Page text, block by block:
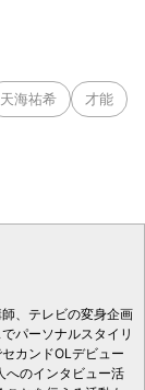
天海祐希 才能
、テレビの変身企画
パーソナルスタイリ
カンドOLデビュー
へのインタビュー活